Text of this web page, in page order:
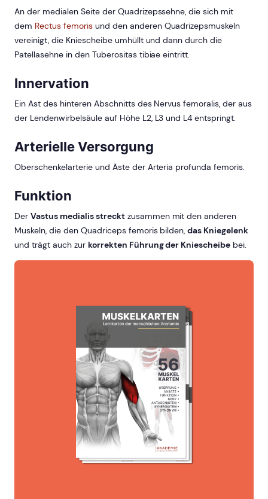
An der medialen Seite der Quadrizepssehne, die sich mit
dem Rectus femorisund den anderen Quadrizepsmuskeln
vereinigt, die Kniescheibe umhüllt und dann durch die
Patellasehne in den Tuberositas tibiae eintritt.
Innervation
Ein Ast des hinteren Abschnitts des Nervus femoralis, der aus
der Lendenwirbelsäule auf Höhe L2, L3 und L4 entspringt.
Arterielle Versorgung
Oberschenkelarterie und Äste der Arteria profunda femoris.
Funktion
Der Vastus medialis strecktzusammen mit den anderen
Muskeln, die den Quadriceps femoris bilden,das Kniegelenk
und trägt auch zur korrekten Führung der Kniescheibe bei.